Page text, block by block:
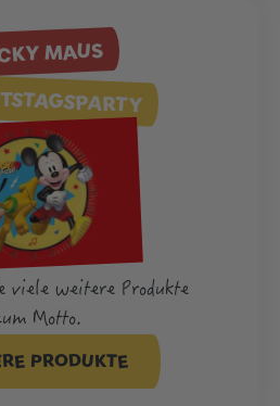
MAUS
viele weitere Produkte
Motto.
PRODUKTE